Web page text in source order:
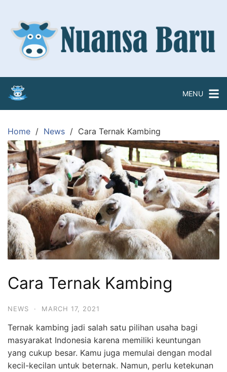
content
MENU
Home News Cara Ternak Kambing
Cara Ternak Kambing
NEWS · MARCH 17, 2021
Ternak kambing jadi salah satu pilihan usaha bagi
masyarakat Indonesia karena memiliki keuntungan
yang cukup besar. Kamu juga memulai dengan modal
kecil-kecilan untuk beternak. Namun, perlu ketekunan